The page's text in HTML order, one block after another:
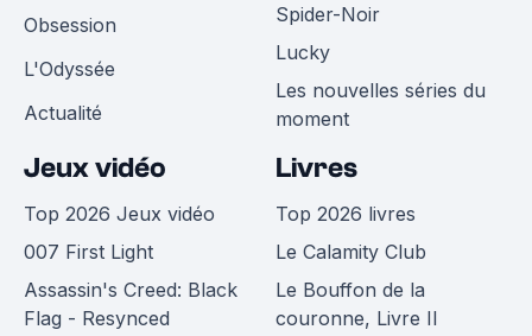
Obsession
L'Odyssée
Actualité
Spider-Noir
Lucky
Les nouvelles séries du
moment
Jeux vidéo
Top 2026 Jeux vidéo
007 First Light
Assassin's Creed: Black
Flag - Resynced
Livres
Top 2026 livres
Le Calamity Club
Le Bouffon de la
couronne, Livre II